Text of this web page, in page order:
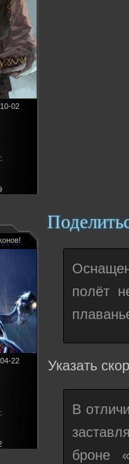
02
22
полёт
Указать
В
броне